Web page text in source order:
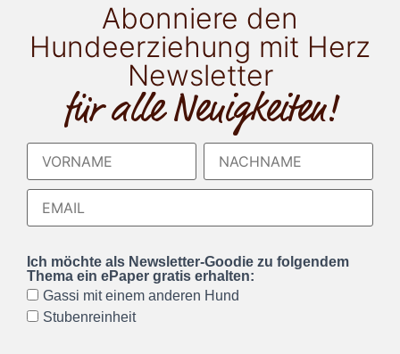
Abonniere den
Hundeerziehung mit Herz
Newsletter
für alle Neuigkeiten!
Ich möchte als Newsletter-Goodie zu folgendem
Thema ein ePaper gratis erhalten:
Gassi mit einem anderen Hund
Stubenreinheit